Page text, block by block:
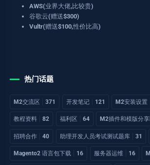
AWS(业界大佬,比较贵)
谷歌云(赠送$300)
Vultr(赠送$100,性价比高)
热门话题
M2交流区 371 开发笔记 121 M2安装设置
教程资料 82 福利区 64 M2插件和模版分
招聘合作 40 助理开发人员考试测试题库 31
Magento2 语言包下载 16 服务器运维 16